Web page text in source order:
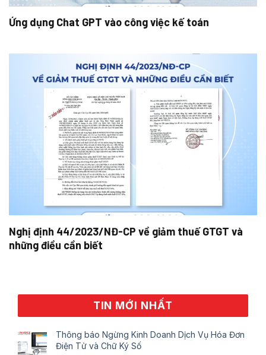
Ứng dụng Chat GPT vào công việc kế toán
Nghị định 44/2023/NĐ-CP về giảm thuế GTGT và
những điều cần biết
TIN MỚI NHẤT
Thông báo Ngừng Kinh Doanh Dịch Vụ Hóa Đơn
Điện Tử và Chữ Ký Số